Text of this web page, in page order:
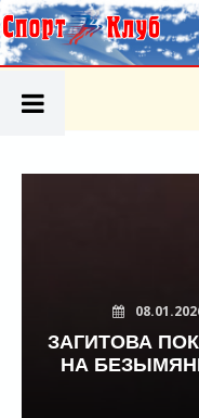
ЗАГИТОВА
НА